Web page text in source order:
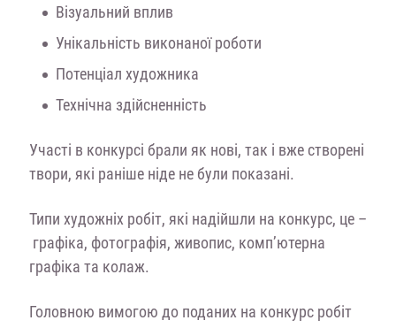
Візуальний вплив
Унікальність виконаної роботи
Потенціал художника
Технічна здійсненність
Участі в конкурсі брали як нові, так і вже створені
твори, які раніше ніде не були показані.
Типи художніх робіт, які надійшли на конкурс, це –
графіка, фотографія, живопис, комп’ютерна
графіка та колаж.
Головною вимогою до поданих на конкурс робіт